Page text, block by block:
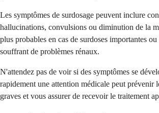
Les symptômes de surdosage peuvent inclure
hallucinations, convulsions ou diminution de la
plus probables en cas de surdoses importantes
souffrant de problèmes rénaux.
N'attendez pas de voir si des symptômes se
rapidement une attention médicale peut prévenir
graves et vous assurer de recevoir le traitement